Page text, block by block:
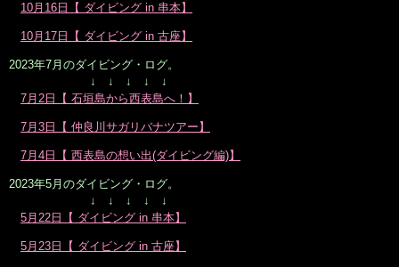
10月16日【 ダイビング in 串本】
10月17日【 ダイビング in 古座】
2023年7月のダイビング・ログ。
↓ ↓ ↓ ↓ ↓
7月2日【 石垣島から西表島へ！】
7月3日【 仲良川サガリバナツアー】
7月4日【 西表島の想い出(ダイビング編)】
2023年5月のダイビング・ログ。
↓ ↓ ↓ ↓ ↓
5月22日【 ダイビング in 串本】
5月23日【 ダイビング in 古座】